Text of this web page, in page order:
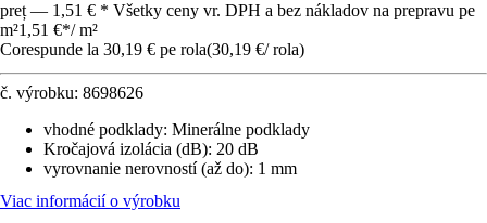
preț — 1,51 € * Všetky ceny vr. DPH a bez nákladov na prepravu pe
m²1,51 €*/ m²
Corespunde la 30,19 € pe rola(30,19 €/ rola)
č. výrobku: 8698626
vhodné podklady: Minerálne podklady
Kročajová izolácia (dB): 20 dB
vyrovnanie nerovností (až do): 1 mm
Viac informácií o výrobku